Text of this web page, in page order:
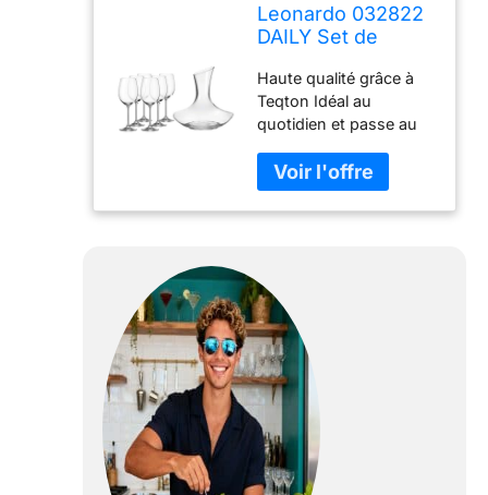
Leonardo 032822
DAILY Set de
verre
Haute qualité grâce à
Teqton Idéal au
quotidien et passe au
basique Capacité du
décanteur : 0,75 l (2 l
de volume plein).
(460 ml plein volume).